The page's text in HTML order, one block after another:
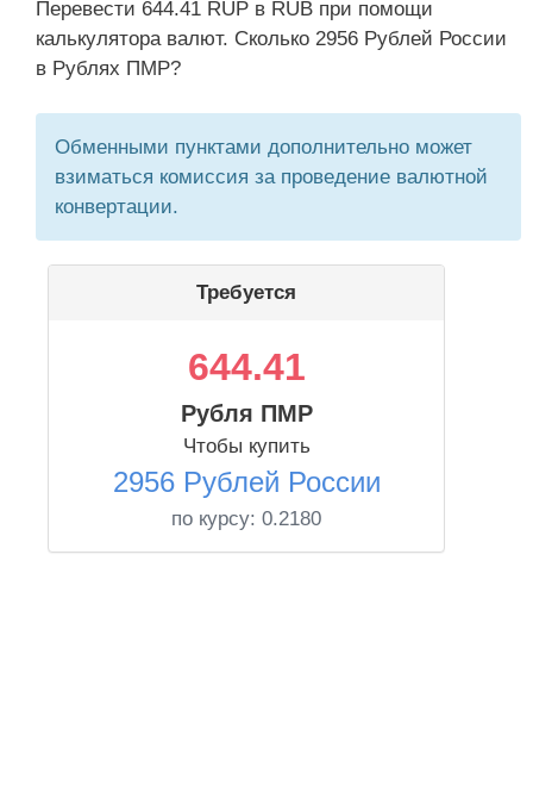
Перевести 644.41 RUP в RUB при помощи
калькулятора валют. Сколько 2956 Рублей России
в Рублях ПМР?
Обменными пунктами дополнительно может
взиматься комиссия за проведение валютной
конвертации.
Требуется
644.41
Рубля ПМР
Чтобы купить
2956 Рублей России
по курсу: 0.2180